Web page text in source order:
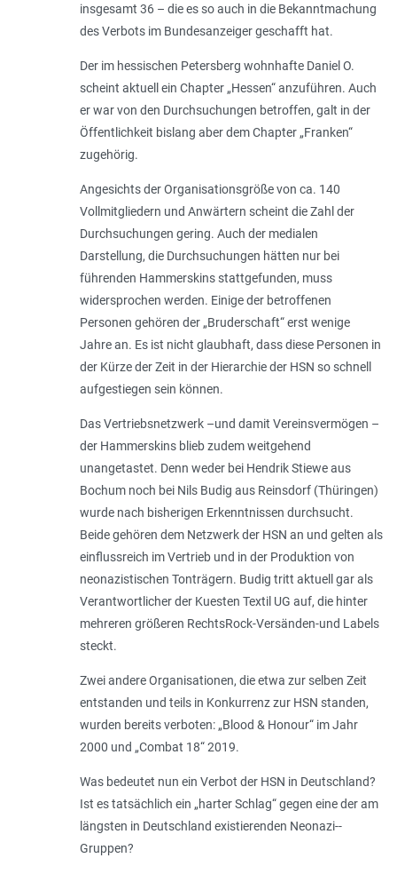
insgesamt 36 – die es so auch in die Bekanntmachung
des Verbots im Bundesanzeiger geschafft hat.
Der im hessischen Petersberg wohnhafte Daniel O.
scheint aktuell ein Chapter „Hessen“ anzuführen. Auch
er war von den Durchsuchungen betroffen, galt in der
Öffentlichkeit bislang aber dem Chapter „Franken“
zugehörig.
Angesichts der Organisationsgröße von ca. 140
Vollmitgliedern und Anwärtern scheint die Zahl der
Durchsuchungen gering. Auch der medialen
Darstellung, die Durchsuchungen hätten nur bei
führenden Hammerskins stattgefunden, muss
widersprochen werden. Einige der betroffenen
Personen gehören der „Bruderschaft“ erst wenige
Jahre an. Es ist nicht glaubhaft, dass diese Personen in
der Kürze der Zeit in der Hierarchie der HSN so schnell
aufgestiegen sein können.
Das Vertriebsnetzwerk –und damit Vereinsvermögen –
der Hammerskins blieb zudem weitgehend
unangetastet. Denn weder bei Hendrik Stiewe aus
Bochum noch bei Nils Budig aus Reinsdorf (Thüringen)
wurde nach bisherigen Erkenntnissen durchsucht.
Beide gehören dem Netzwerk der HSN an und gelten als
einflussreich im Vertrieb und in der Produktion von
neonazistischen Tonträgern. Budig tritt aktuell gar als
Verantwortlicher der Kuesten Textil UG auf, die hinter
mehreren größeren RechtsRock-Versänden-und Labels
steckt.
Zwei andere Organisationen, die etwa zur selben Zeit
entstanden und teils in Konkurrenz zur HSN standen,
wurden bereits verboten: „Blood & Honour“ im Jahr
2000 und „Combat 18“ 2019.
Was bedeutet nun ein Verbot der HSN in Deutschland?
Ist es tatsächlich ein „harter Schlag“ gegen eine der am
längsten in Deutschland existierenden Neonazi-­
Gruppen?